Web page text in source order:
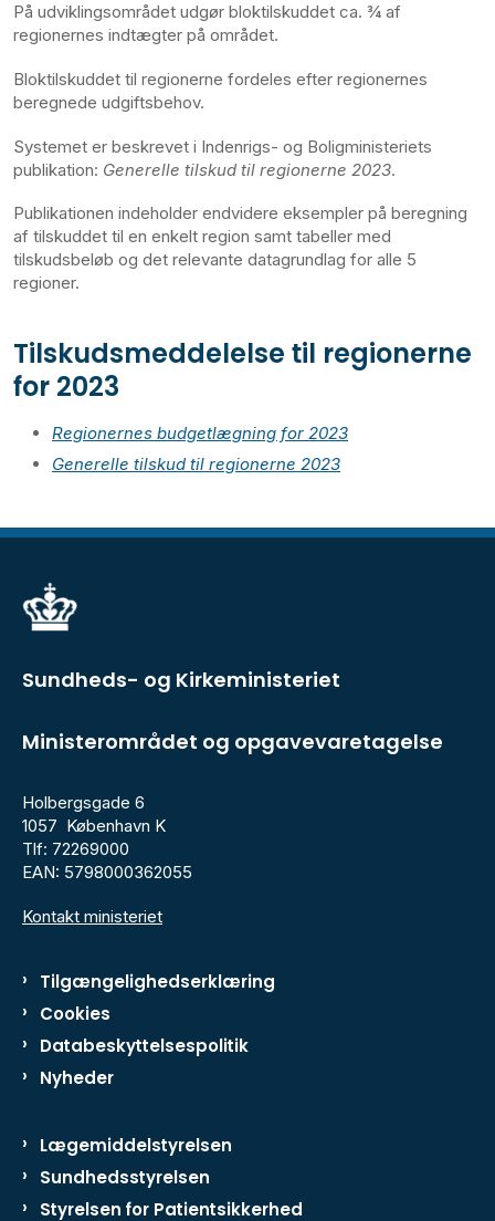
På udviklingsområdet udgør bloktilskuddet ca. ¾ af
regionernes indtægter på området.
Bloktilskuddet til regionerne fordeles efter regionernes
beregnede udgiftsbehov.
Systemet er beskrevet i Indenrigs- og Boligministeriets
publikation: Generelle tilskud til regionerne 2023.
Publikationen indeholder endvidere eksempler på beregning
af tilskuddet til en enkelt region samt tabeller med
tilskudsbeløb og det relevante datagrundlag for alle 5
regioner.
Tilskudsmeddelelse til regionerne
for 2023
Regionernes budgetlægning for 2023
Generelle tilskud til regionerne 2023
Sundheds- og Kirkeministeriet
Ministerområdet og opgavevaretagelse
Holbergsgade 6
1057 København K
Tlf: 72269000
EAN: 5798000362055
Kontakt ministeriet
Tilgængelighedserklæring
Cookies
Databeskyttelsespolitik
Nyheder
Lægemiddelstyrelsen
Sundhedsstyrelsen
Styrelsen for Patientsikkerhed